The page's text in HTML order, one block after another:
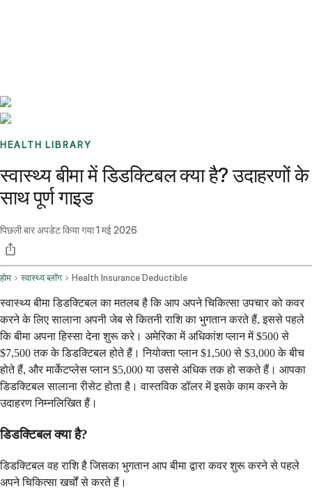
HEALTH LIBRARY
स्वास्थ्य बीमा में डिडक्टिबल क्या है? उदाहरणों के
साथ पूर्ण गाइड
पिछली बार अपडेट किया गया1 मई 2026
होम स्वास्थ्य ब्लॉग Health Insurance Deductible
स्वास्थ्य बीमा डिडक्टिबल का मतलब है कि आप अपने चिकित्सा उपचार को कवर
करने के लिए सालाना अपनी जेब से कितनी राशि का भुगतान करते हैं, इससे पहले
कि बीमा अपना हिस्सा देना शुरू करे। अमेरिका में अधिकांश प्लान में $500 से
$7,500 तक के डिडक्टिबल होते हैं। नियोक्ता प्लान $1,500 से $3,000 के बीच
होते हैं, और मार्केटप्लेस प्लान $5,000 या उससे अधिक तक हो सकते हैं। आपका
डिडक्टिबल सालाना रीसेट होता है। वास्तविक डॉलर में इसके काम करने के
उदाहरण निम्नलिखित हैं।
डिडक्टिबल क्या है?
डिडक्टिबल वह राशि है जिसका भुगतान आप बीमा द्वारा कवर शुरू करने से पहले
अपने चिकित्सा खर्चों से करते हैं।